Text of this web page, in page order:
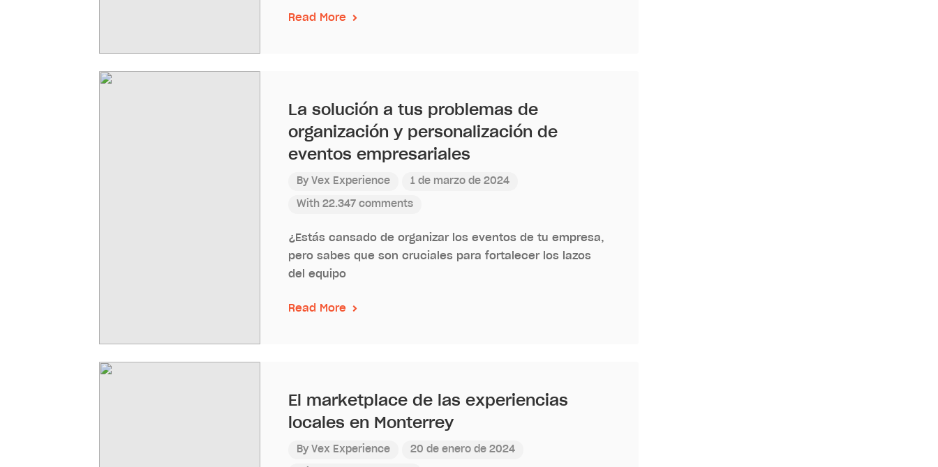
Read More
La solución a tus problemas de
organización y personalización de
eventos empresariales
By Vex Experience 1 de marzo de 2024
With 22.347 comments
¿Estás cansado de organizar los eventos de tu empresa,
pero sabes que son cruciales para fortalecer los lazos
del equipo
Read More
El marketplace de las experiencias
locales en Monterrey
By Vex Experience 20 de enero de 2024